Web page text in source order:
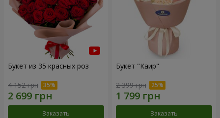
Букет из 35 красных роз
4 152 грн
Заказать
Букет "Каир"
2 399 грн
Заказать